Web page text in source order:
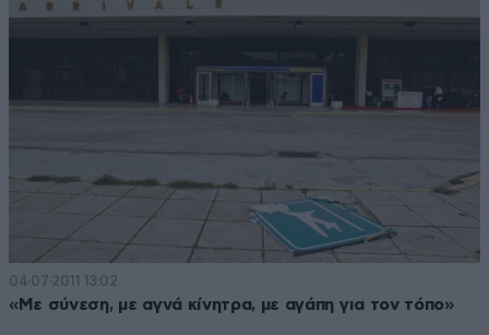
04·07·2011 13:02
«Με σύνεση, με αγνά κίνητρα, με αγάπη για τον τόπο»